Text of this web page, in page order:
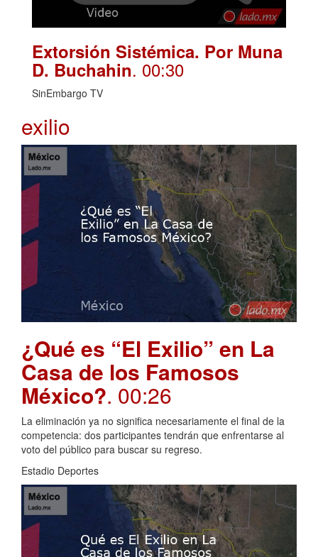
Extorsión Sistémica. Por Muna
D. Buchahin. 00:30
SinEmbargo TV
exilio
¿Qué es “El Exilio” en La
Casa de los Famosos
México?. 00:26
La eliminación ya no significa necesariamente el final de la
competencia: dos participantes tendrán que enfrentarse al
voto del público para buscar su regreso.
Estadio Deportes